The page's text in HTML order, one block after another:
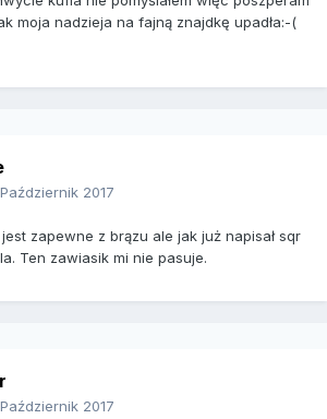
moja nadzieja na fajną znajdkę upadła:-(
2017
zapewne z brązu ale jak już napisał sqr
Ten zawiasik mi nie pasuje.
2017